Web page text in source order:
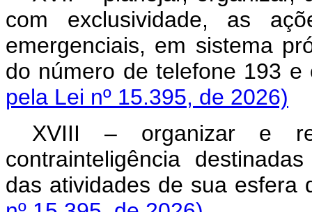
com exclusividade, as
emergenciais, em sistema
do número de telefone 193
pela Lei nº 15.395, de 2026)
XVIII – organizar e
contrainteligência
das atividades de sua esfera